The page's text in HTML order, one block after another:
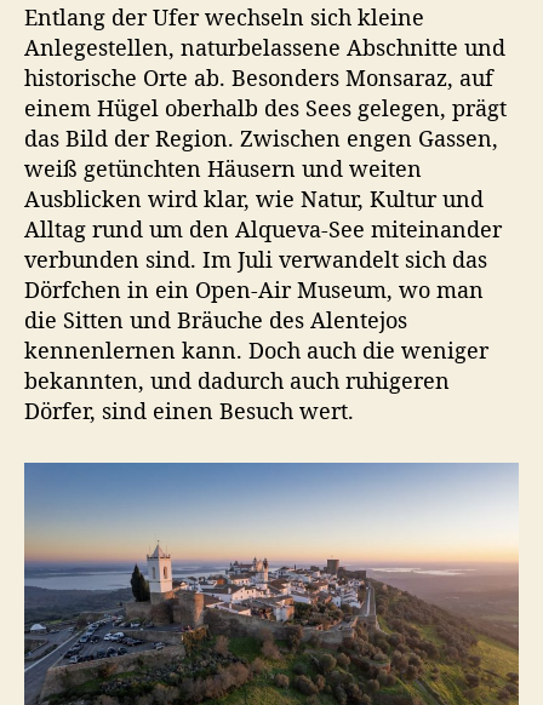
Entlang der Ufer wechseln sich kleine
Anlegestellen, naturbelassene Abschnitte und
historische Orte ab. Besonders Monsaraz, auf
einem Hügel oberhalb des Sees gelegen, prägt
das Bild der Region. Zwischen engen Gassen,
weiß getünchten Häusern und weiten
Ausblicken wird klar, wie Natur, Kultur und
Alltag rund um den Alqueva-See miteinander
verbunden sind. Im Juli verwandelt sich das
Dörfchen in ein Open-Air Museum, wo man
die Sitten und Bräuche des Alentejos
kennenlernen kann. Doch auch die weniger
bekannten, und dadurch auch ruhigeren
Dörfer, sind einen Besuch wert.